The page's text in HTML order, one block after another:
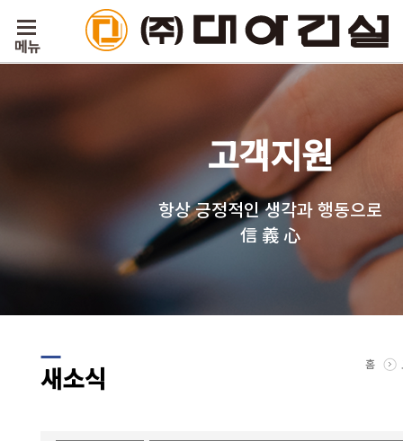
고객지원
항상 긍정적인 생각과 행동으로
信 義 心
새소식 홈